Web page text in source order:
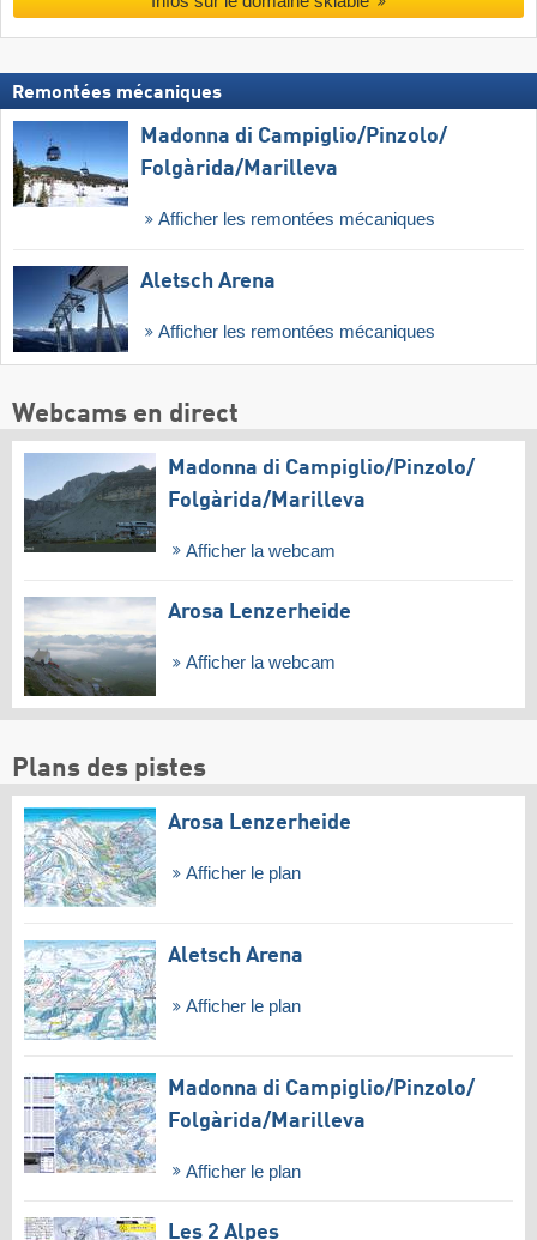
Remontées mécaniques
Madonna di Campiglio/​Pinzolo/​
Folgàrida/​Marilleva
Afficher les remontées mécaniques
Aletsch Arena
Afficher les remontées mécaniques
Webcams en direct
Madonna di Campiglio/​Pinzolo/​
Folgàrida/​Marilleva
Afficher la webcam
Arosa Lenzerheide
Afficher la webcam
Plans des pistes
Arosa Lenzerheide
Afficher le plan
Aletsch Arena
Afficher le plan
Madonna di Campiglio/​Pinzolo/​
Folgàrida/​Marilleva
Afficher le plan
Les 2 Alpes